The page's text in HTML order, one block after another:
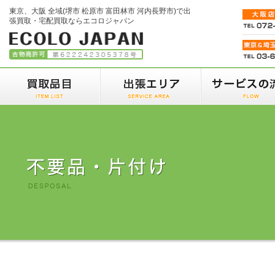
東京、大阪 全域(堺市 松原市 富田林市 河内長野市)で出
張買取・宅配買取ならエコロジャパン